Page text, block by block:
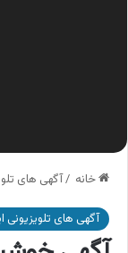
خانه /آگهی های
آگهی های تلویزیونی